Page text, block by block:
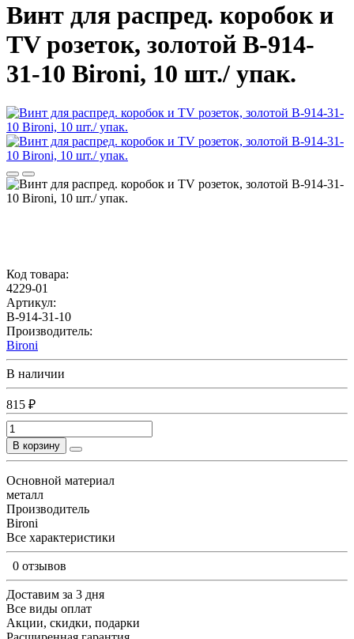
Винт для распред. коробок и
TV розеток, золотой B-914-
31-10 Bironi, 10 шт./ упак.
Код товара:
4229-01
Артикул:
B-914-31-10
Производитель:
Bironi
В наличии
815 ₽
В корзину
Основной материал
металл
Производитель
Bironi
Все характеристики
0 отзывов
Доставим за 3 дня
Все виды оплат
Акции, скидки, подарки